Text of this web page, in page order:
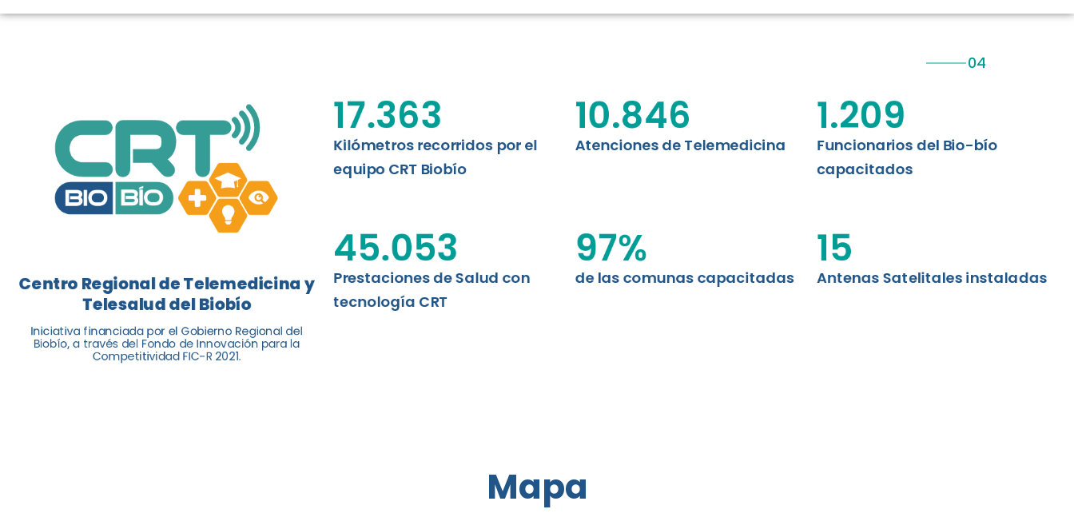
ABORDAJE CLÍNICO EN
I+D+I+E
MDPA
Telesalud del Biobío, a través de la Universidad de Concepción...
Leer más
Centro Regional de Telemedicina y
Telesalud del Biobío
Iniciativa financiada por el Gobierno Regional del
Biobío, a través del Fondo de Innovación para la
Competitividad FIC-R 2021.
Kilómetros recorridos por el
equipo CRT Biobío
17.363
Atenciones de Telemedicina
10.846
Funcionarios del Bio-bío
capacitados
1.209
Prestaciones de Salud con
tecnología CRT
45.053
de las comunas capacitadas
97%
Antenas Satelitales instaladas
15
Mapa